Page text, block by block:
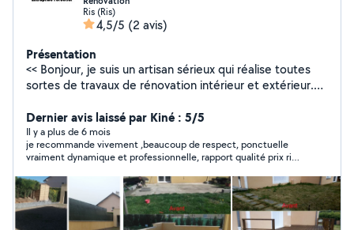
Ris (Ris)
4,5/5 (2 avis)
Présentation
<< Bonjour, je suis un artisan sérieux qui réalise toutes
sortes de travaux de rénovation intérieur et extérieur.
réalisé.>>
Dernier avis laissé par Kiné : 5/5
Il y a plus de 6 mois
je recommande vivement ,beaucoup de respect, ponctuelle
vraiment dynamique et professionnelle, rapport qualité prix rien